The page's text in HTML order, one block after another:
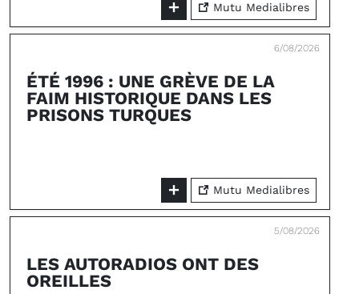
Mutu Medialibres
6/08/2026
ÉTÉ 1996 : UNE GRÈVE DE LA
FAIM HISTORIQUE DANS LES
PRISONS TURQUES
Mutu Medialibres
5/08/2026
LES AUTORADIOS ONT DES
OREILLES